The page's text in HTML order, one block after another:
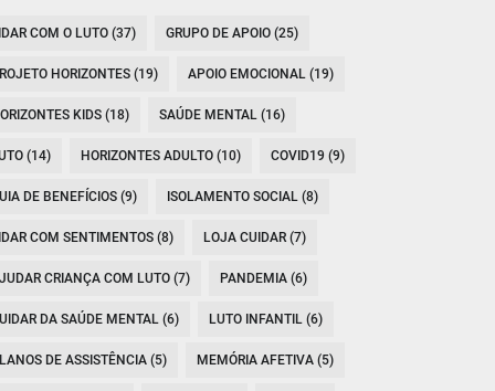
COM O LUTO (37) GRUPO DE APOIO (25)
HORIZONTES (19) APOIO EMOCIONAL (19)
KIDS (18) SAÚDE MENTAL (16)
(14) HORIZONTES ADULTO (10) COVID19 (9)
DE BENEFÍCIOS (9) ISOLAMENTO SOCIAL (8)
COM SENTIMENTOS (8) LOJA CUIDAR (7)
CRIANÇA COM LUTO (7) PANDEMIA (6)
DA SAÚDE MENTAL (6) LUTO INFANTIL (6)
DE ASSISTÊNCIA (5) MEMÓRIA AFETIVA (5)